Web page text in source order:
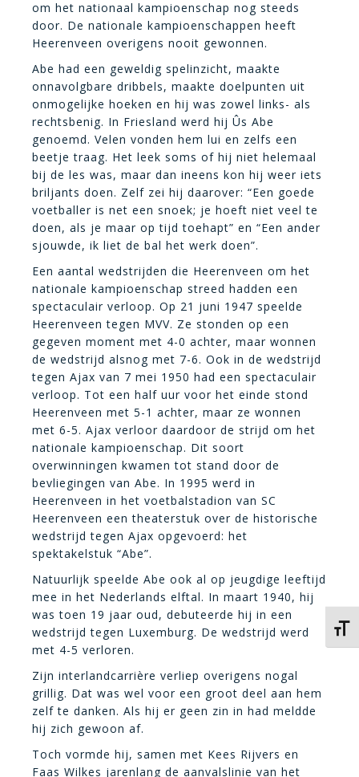
om het nationaal kampioenschap nog steeds
door. De nationale kampioenschappen heeft
Heerenveen overigens nooit gewonnen.
Abe had een geweldig spelinzicht, maakte
onnavolgbare dribbels, maakte doelpunten uit
onmogelijke hoeken en hij was zowel links- als
rechtsbenig. In Friesland werd hij Ûs Abe
genoemd. Velen vonden hem lui en zelfs een
beetje traag. Het leek soms of hij niet helemaal
bij de les was, maar dan ineens kon hij weer iets
briljants doen. Zelf zei hij daarover: “Een goede
voetballer is net een snoek; je hoeft niet veel te
doen, als je maar op tijd toehapt” en “Een ander
sjouwde, ik liet de bal het werk doen”.
Een aantal wedstrijden die Heerenveen om het
nationale kampioenschap streed hadden een
spectaculair verloop. Op 21 juni 1947 speelde
Heerenveen tegen MVV. Ze stonden op een
gegeven moment met 4-0 achter, maar wonnen
de wedstrijd alsnog met 7-6. Ook in de wedstrijd
tegen Ajax van 7 mei 1950 had een spectaculair
verloop. Tot een half uur voor het einde stond
Heerenveen met 5-1 achter, maar ze wonnen
met 6-5. Ajax verloor daardoor de strijd om het
nationale kampioenschap. Dit soort
overwinningen kwamen tot stand door de
bevliegingen van Abe. In 1995 werd in
Heerenveen in het voetbalstadion van SC
Heerenveen een theaterstuk over de historische
wedstrijd tegen Ajax opgevoerd: het
spektakelstuk “Abe”.
Natuurlijk speelde Abe ook al op jeugdige leeftijd
mee in het Nederlands elftal. In maart 1940, hij
was toen 19 jaar oud, debuteerde hij in een
wedstrijd tegen Luxemburg. De wedstrijd werd
met 4-5 verloren.
Zijn interlandcarrière verliep overigens nogal
grillig. Dat was wel voor een groot deel aan hem
zelf te danken. Als hij er geen zin in had meldde
hij zich gewoon af.
Toch vormde hij, samen met Kees Rijvers en
Faas Wilkes jarenlang de aanvalslinie van het